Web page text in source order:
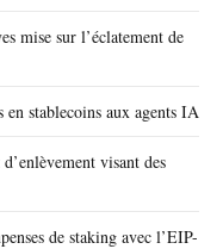
mise sur l’éclatement de
stablecoins aux agents IA
visant des
de staking avec l’EIP-